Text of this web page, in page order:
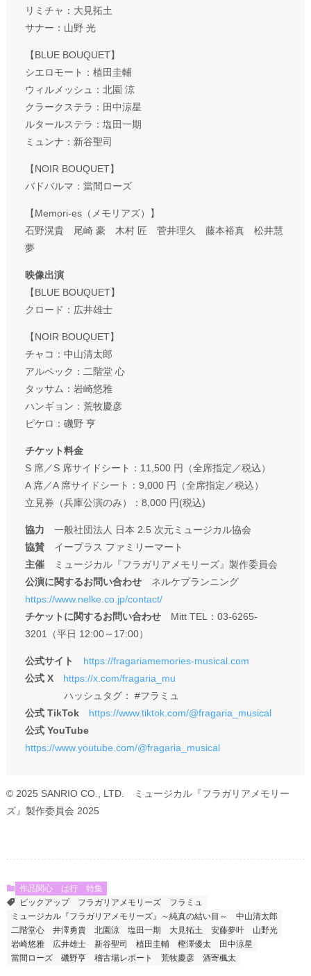
リミチャ：大見拓土
サナー：山野 光
【BLUE BOUQUET】
シエロモート：植田圭輔
ウィルメッシュ：北園 涼
クラークステラ：田中涼星
ルタールステラ：塩田一期
ミュンナ：新谷聖司
【NOIR BOUQUET】
バドバルマ：當間ローズ
【Memori-es（メモリアズ）】
石野滉貴 尾崎 豪 木村 匠 菅井理久 藤本裕真 松井慧
夢
映像出演
【BLUE BOUQUET】
クロード：広井雄士
【NOIR BOUQUET】
チャコ：中山清太郎
アルペック：二階堂 心
タッサム：岩崎悠雅
ハンギョン：荒牧慶彦
ピケロ：磯野 亨
チケット料金
S 席／S 席サイドシート：11,500 円（全席指定／税込）
A 席／A 席サイドシート：9,000 円（全席指定／税込）
立見券（兵庫公演のみ）：8,000 円(税込)
協力 一般社団法人 日本 2.5 次元ミュージカル協会
協賛イープラス ファミリーマート
主催ミュージカル『フラガリアメモリーズ』製作委員会
公演に関するお問い合わせネルケプランニング
https://www.nelke.co.jp/contact/
チケットに関するお問い合わせMitt TEL：03-6265-
3201（平日 12:00～17:00）
公式サイト
https://fragariamemories-musical.com
公式 X
https://x.com/fragaria_mu
ハッシュタグ： #フラミュ
公式 TikTok
https://www.tiktok.com/@fragaria_musical
公式 YouTube
https://www.youtube.com/@fragaria_musical
© 2025 SANRIO CO., LTD. ミュージカル『フラガリアメモリー
ズ』製作委員会 2025
作品関心 は行
特集
ピックアップ
フラガリアメモリーズ
フラミュ
ミュージカル『フラガリアメモリーズ』～純真の結い目～
中山清太郎
二階堂心
井澤勇貴 北園涼 塩田一期 大見拓土 安藤夢叶
山野光
岩崎悠雅
広井雄士 新谷聖司 植田圭輔 樫澤優太
田中涼星
當間ローズ
磯野亨 稽古場レポート 荒牧慶彦 酒寄楓太